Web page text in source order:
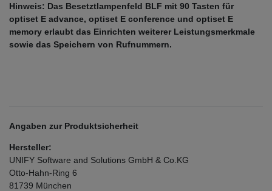
Hinweis: Das Besetztlampenfeld BLF mit 90 Tasten für
optiset E advance, optiset E conference und optiset E
memory erlaubt das Einrichten weiterer Leistungsmerkmale
sowie das Speichern von Rufnummern.
Angaben zur Produktsicherheit
Hersteller:
UNIFY Software and Solutions GmbH & Co.KG
Otto-Hahn-Ring 6
81739 München